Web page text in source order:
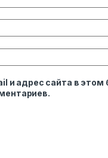
и адрес сайта в этом